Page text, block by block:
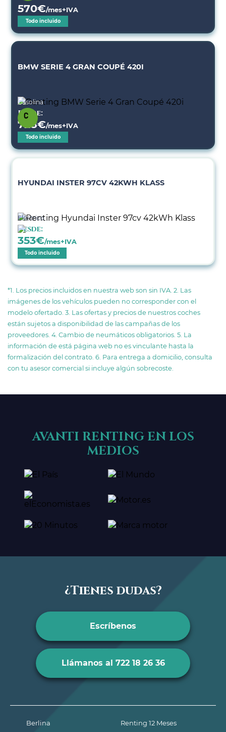
570€/mes+IVA
Todo incluido
BMW SERIE 4 GRAN COUPÉ 420I
Gasolina
Desde:
728€/mes+IVA
Todo incluido
HYUNDAI INSTER 97CV 42KWH KLASS
Eléctrico
Desde:
353€/mes+IVA
Todo incluido
*1. Los precios incluidos en nuestra web son sin IVA. 2. Las
imágenes de los vehículos pueden no corresponder con el
modelo ofertado. 3. Las ofertas y precios de nuestros coches
están sujetos a disponibilidad de las campañas de los
proveedores. 4. Cambio de neumáticos obligatorios. 5. La
información de está página web no es vinculante hasta la
formalización del contrato. 6. Para entrega a domicilio, consulta
con tu asesor comercial si incluye algún sobrecoste.
AVANTI RENTING EN LOS
MEDIOS
¿Tienes dudas?
Escríbenos
Llámanos al 722 18 26 36
Berlina
Renting 12 Meses